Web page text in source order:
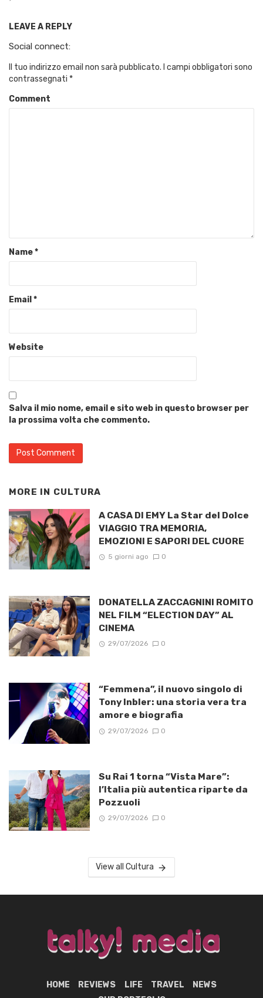
LEAVE A REPLY
Social connect:
Il tuo indirizzo email non sarà pubblicato. I campi obbligatori sono
contrassegnati *
Comment
Name*
Email *
Website
Salva il mio nome, email e sito web in questo browser per
la prossima volta che commento.
MORE IN CULTURA
A CASA DI EMY La Star del Dolce
VIAGGIO TRA MEMORIA,
EMOZIONI E SAPORI DEL CUORE
5 giorni ago 0
DONATELLA ZACCAGNINI ROMITO
NEL FILM “ELECTION DAY” AL
CINEMA
29/07/2026 0
“Femmena”, il nuovo singolo di
Tony Inbler: una storia vera tra
amore e biografia
29/07/2026 0
Su Rai 1 torna “Vista Mare”:
l’Italia più autentica riparte da
Pozzuoli
29/07/2026 0
View all Cultura
HOME REVIEWS LIFE TRAVEL
NEWS